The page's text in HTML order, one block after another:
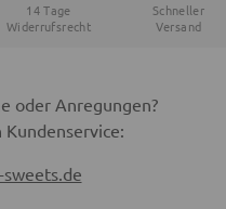
14 Tage
Widerrufsrecht
Schneller
Versand
oder Anregungen?